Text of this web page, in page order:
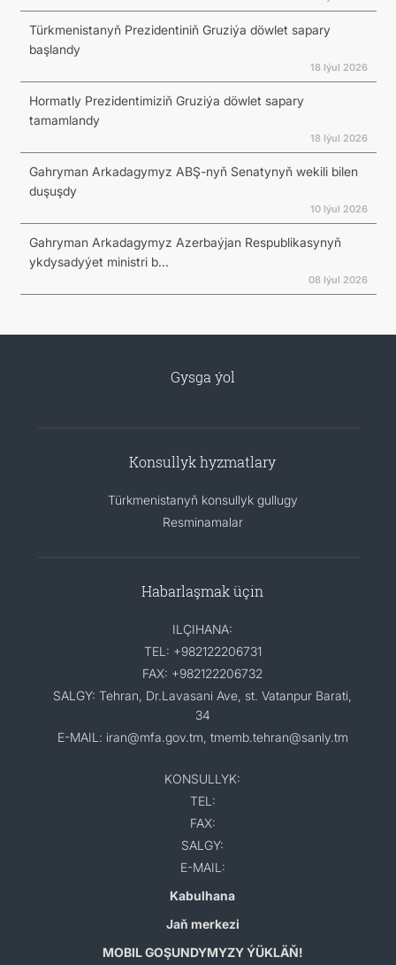
Türkmenistanyň Prezidentiniň Gruziýa döwlet sapary
başlandy
18 Iýul 2026
Hormatly Prezidentimiziň Gruziýa döwlet sapary
tamamlandy
18 Iýul 2026
Gahryman Arkadagymyz ABŞ-nyň Senatynyň wekili bilen
duşuşdy
10 Iýul 2026
Gahryman Arkadagymyz Azerbaýjan Respublikasynyň
ykdysadyýet ministri b...
08 Iýul 2026
Gysga ýol
Konsullyk hyzmatlary
Türkmenistanyň konsullyk gullugy
Resminamalar
Habarlaşmak üçin
ILÇIHANA:
TEL: +982122206731
FAX: +982122206732
SALGY: Tehran, Dr.Lavasani Ave, st. Vatanpur Barati,
34
E-MAIL: iran@mfa.gov.tm, tmemb.tehran@sanly.tm
KONSULLYK:
TEL:
FAX:
SALGY:
E-MAIL:
Kabulhana
Jaň merkezi
MOBIL GOŞUNDYMYZY ÝÜKLÄŇ!